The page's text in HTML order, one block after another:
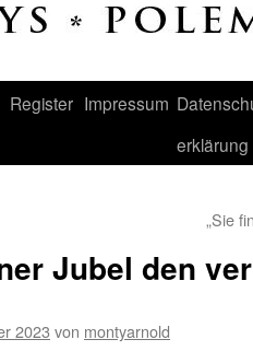
Register Impressum
erklärung
„Sie
Jubel den
2023 von montyarnold